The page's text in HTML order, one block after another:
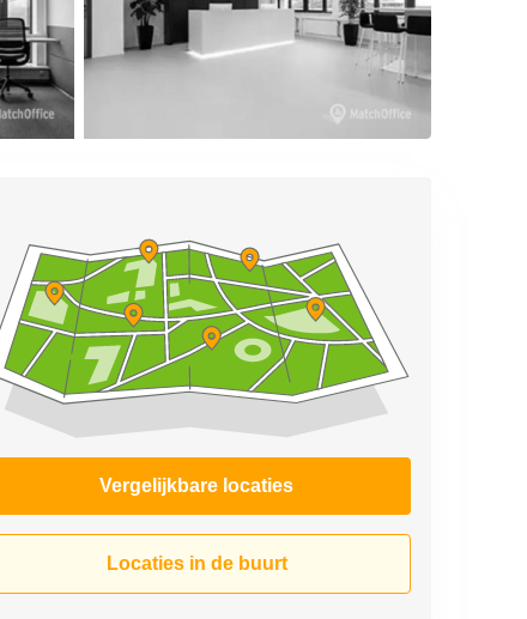
Vergelijkbare locaties
Locaties in de buurt